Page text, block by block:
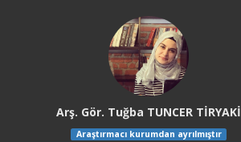
Arş. Gör. Tuğba TUNCER TİRYAKİ
Araştırmacı kurumdan ayrılmıştır